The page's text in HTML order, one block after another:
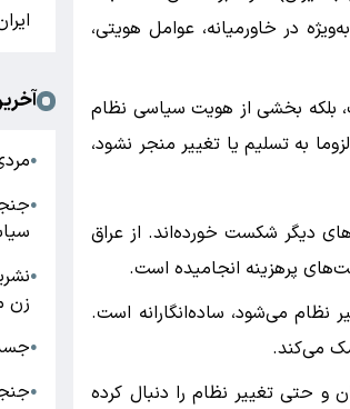
در خاورمیانه، عوامل هویتی،
بلکه بخشی از هویت سیاسی نظام
به تسلیم یا تغییر منجر نشود،
دیگر شکست خورده‌اند. از عراق
پرهزینه انجامیده است.
نظام می‌شود، ساده‌انگارانه است.
می‌کند.
و حتی تغییر نظام را دنبال کرده
●مردی ۲۰۰ میلیاردتومان را در
●
●
زن
●
●